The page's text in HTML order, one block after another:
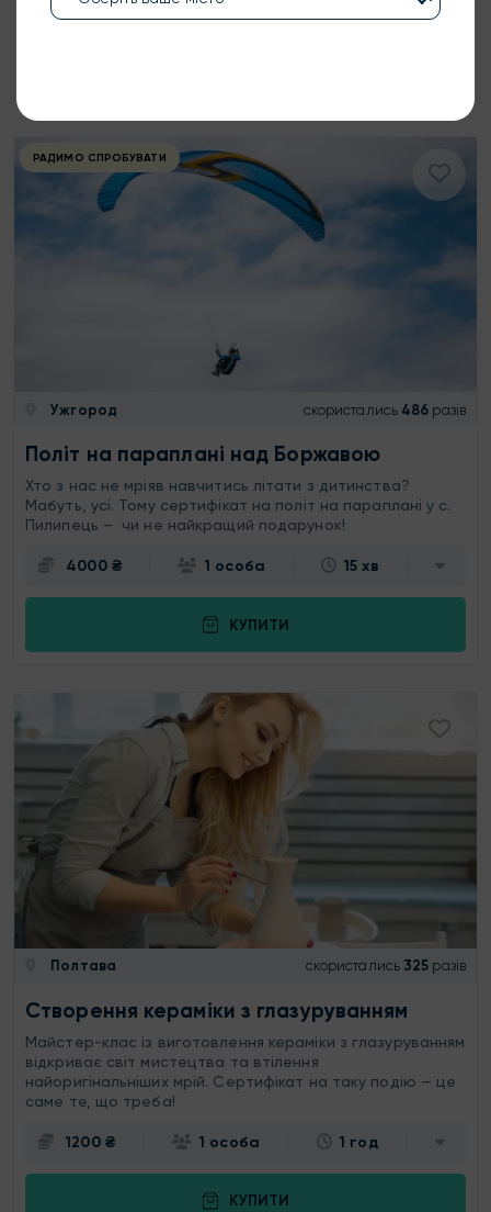
РАДИМО СПРОБУВАТИ
Ужгород скористались 486 разів
Політ на параплані над Боржавою
Хто з нас не мріяв навчитись літати з дитинства?
Мабуть, усі. Тому сертифікат на політ на параплані у с.
Пилипець – чи не найкращий подарунок!
4000 ₴ 1 особа 15 хв
КУПИТИ
Полтава скористались 325 разів
Створення кераміки з глазуруванням
Майстер-клас із виготовлення кераміки з глазуруванням
відкриває світ мистецтва та втілення
найоригінальніших мрій. Сертифікат на таку подію — це
саме те, що треба!
1200 ₴ 1 особа 1 год
КУПИТИ